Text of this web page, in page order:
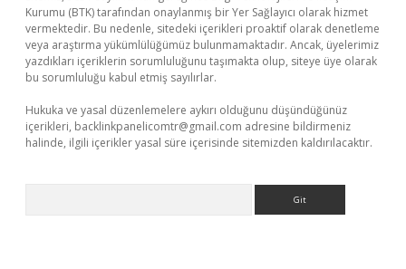
Kurumu (BTK) tarafından onaylanmış bir Yer Sağlayıcı olarak hizmet
vermektedir. Bu nedenle, sitedeki içerikleri proaktif olarak denetleme
veya araştırma yükümlülüğümüz bulunmamaktadır. Ancak, üyelerimiz
yazdıkları içeriklerin sorumluluğunu taşımakta olup, siteye üye olarak
bu sorumluluğu kabul etmiş sayılırlar.
Hukuka ve yasal düzenlemelere aykırı olduğunu düşündüğünüz
içerikleri, backlinkpanelicomtr@gmail.com adresine bildirmeniz
halinde, ilgili içerikler yasal süre içerisinde sitemizden kaldırılacaktır.